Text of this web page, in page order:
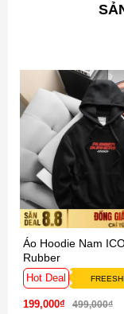
Áo Hoodie Nam
Rubber
Hot Deal
199,000₫ 499,000₫